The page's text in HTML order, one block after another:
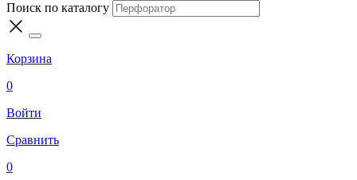
Поиск по каталогу
Корзина
0
Войти
Сравнить
0